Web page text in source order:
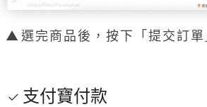
選完商品後，按下「提交訂單
支付寶付款